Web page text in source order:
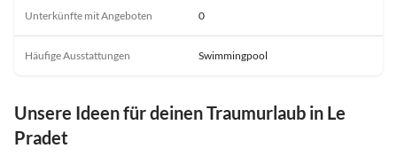
Unterkünfte mit Angeboten 0
Häufige Ausstattungen Swimmingpool
Unsere Ideen für deinen Traumurlaub in Le
Pradet